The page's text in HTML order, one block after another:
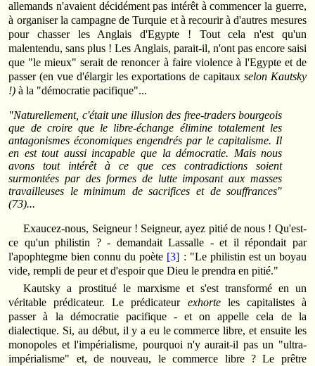
allemands n'avaient décidément pas intérêt à commencer la guerre,
à organiser la campagne de Turquie et à recourir à d'autres mesures
pour chasser les Anglais d'Egypte ! Tout cela n'est qu'un
malentendu, sans plus ! Les Anglais, parait-il, n'ont pas encore saisi
que "le mieux" serait de renoncer à faire violence à l'Egypte et de
passer (en vue d'élargir les exportations de capitaux selon Kautsky
!)à la "démocratie pacifique"...
"Naturellement, c'était une illusion des free-traders bourgeois
que de croire que le libre-échange élimine totalement les
antagonismes économiques engendrés par le capitalisme. Il
en est tout aussi incapable que la démocratie. Mais nous
avons tout intérêt à ce que ces contradictions soient
surmontées par des formes de lutte imposant aux masses
travailleuses le minimum de sacrifices et de souffrances"
(73)...
Exaucez-nous, Seigneur ! Seigneur, ayez pitié de nous ! Qu'est-
ce qu'un philistin ? - demandait Lassalle - et il répondait par
l'apophtegme bien connu du poète [3] : "Le philistin est un boyau
vide, rempli de peur et d'espoir que Dieu le prendra en pitié."
Kautsky a prostitué le marxisme et s'est transformé en un
véritable prédicateur. Le prédicateur exhorte les capitalistes à
passer à la démocratie pacifique - et on appelle cela de la
dialectique. Si, au début, il y a eu le commerce libre, et ensuite les
monopoles et l'impérialisme, pourquoi n'y aurait-il pas un "ultra-
impérialisme" et, de nouveau, le commerce libre ? Le prêtre